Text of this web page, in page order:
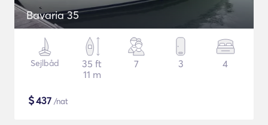
Bavaria 35
Sejlbåd
35 ft
11 m
7 3 4
$437 /nat